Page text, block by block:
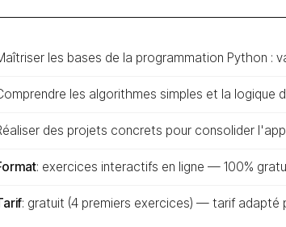
les bases de la programmation Python :
les algorithmes simples et la logique
des projets concrets pour consolider
: exercices interactifs en ligne — 100%
: gratuit (4 premiers exercices) — tarif adapté